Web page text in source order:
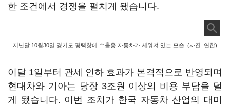
한 조건에서 경쟁을 펼치게 됐습니다.
지난달 10월30일 경기도 평택항에 수출용 자동차가 세워져 있는 모습. (사진=연합)
이달 1일부터 관세 인하 효과가 본격적으로 반영되며
현대차와 기아는 당장 3조원 이상의 비용 부담을 덜
게 됐습니다. 이번 조치가 한국 자동차 산업의 대미